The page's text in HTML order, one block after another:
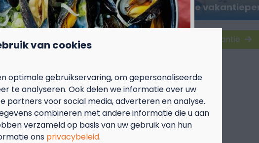
Of bekijk de andere populaire
Boek jouw vakantie
onze camping in Nieuwpoort
van cookies
optimale gebruikservaring, om gepersonaliseerde
te analyseren. Ook delen we informatie over uw
partners voor social media, adverteren en analyse.
combineren met andere informatie die u aan
verzameld op basis van uw gebruik van hun
ons privacybeleid.